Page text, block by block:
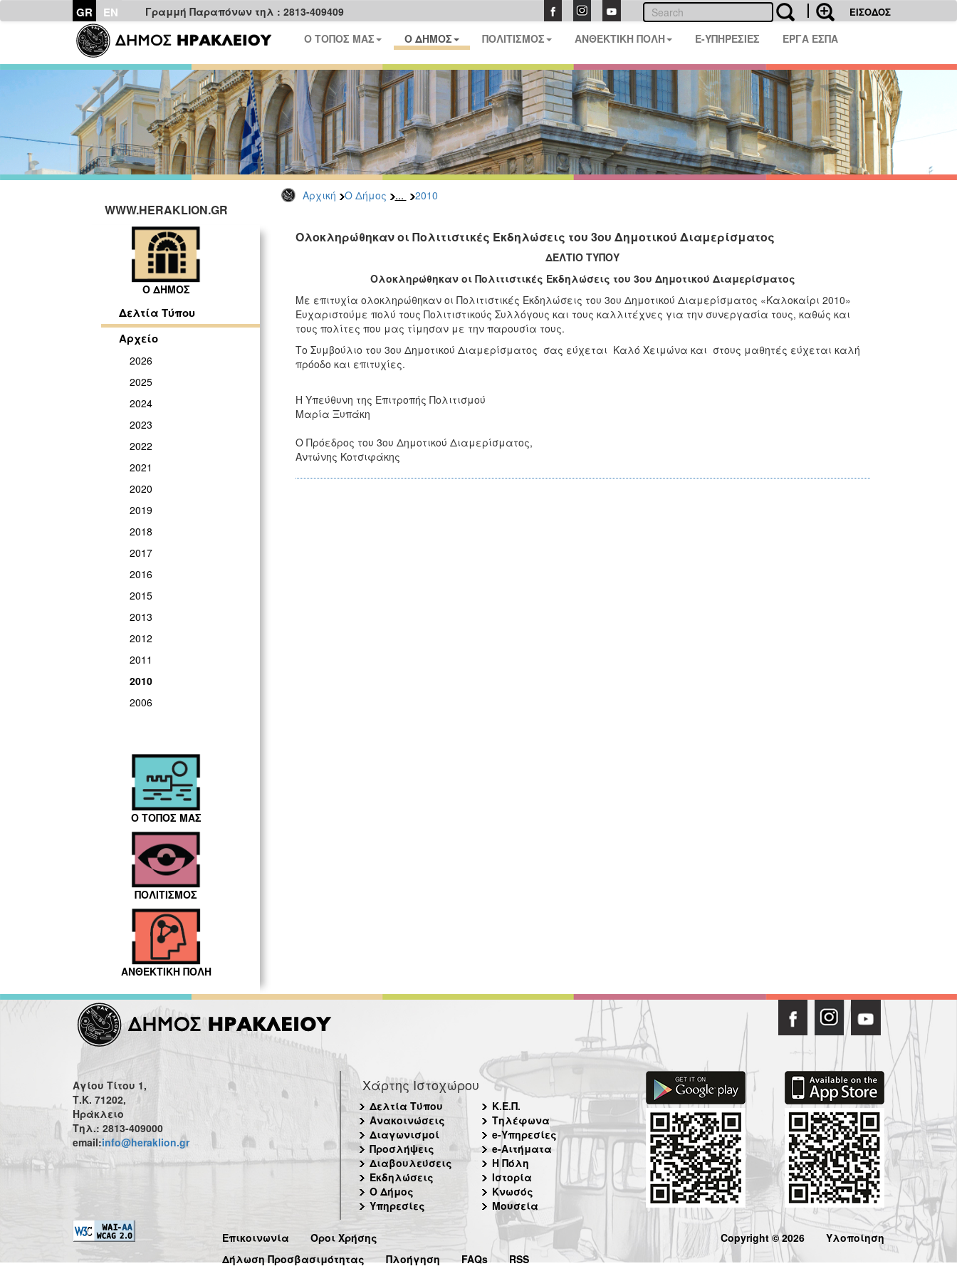
GR EN Γραμμή Παραπόνων τηλ : 2813-409409 ΕΙΣΟΔΟΣ
Ο ΤΟΠΟΣ ΜΑΣ Ο ΔΗΜΟΣ ΠΟΛΙΤΙΣΜΟΣ ΑΝΘΕΚΤΙΚΗ ΠΟΛΗ E-ΥΠΗΡΕΣΙΕΣ ΕΡΓΑ ΕΣΠΑ
Αρχική Ο Δήμος ... 2010
WWW.HERAKLION.GR
Ο ΔΗΜΟΣ
Δελτία Τύπου
Αρχείο
2026
2025
2024
2023
2022
2021
2020
2019
2018
2017
2016
2015
2013
2012
2011
2010
2006
Ο ΤΟΠΟΣ ΜΑΣ
ΠΟΛΙΤΙΣΜΟΣ
ΑΝΘΕΚΤΙΚΗ ΠΟΛΗ
Ολοκληρώθηκαν οι Πολιτιστικές Εκδηλώσεις του 3ου Δημοτικού Διαμερίσματος
ΔΕΛΤΙΟ ΤΥΠΟΥ
Ολοκληρώθηκαν οι Πολιτιστικές Εκδηλώσεις του 3ου Δημοτικού Διαμερίσματος
Με επιτυχία ολοκληρώθηκαν οι Πολιτιστικές Εκδηλώσεις του 3ου Δημοτικού Διαμερίσματος «Καλοκαίρι 2010»
Ευχαριστούμε πολύ τους Πολιτιστικούς Συλλόγους και τους καλλιτέχνες για την συνεργασία τους, καθώς και
τους πολίτες που μας τίμησαν με την παρουσία τους.
Το Συμβούλιο του 3ου Δημοτικού Διαμερίσματος σας εύχεται Καλό Χειμώνα και στους μαθητές εύχεται καλή
πρόοδο και επιτυχίες.
Η Υπεύθυνη της Επιτροπής Πολιτισμού
Μαρία Ξυπάκη
Ο Πρόεδρος του 3ου Δημοτικού Διαμερίσματος,
Αντώνης Κοτσιφάκης
Αγίου Τίτου 1,
Τ.Κ. 71202,
Ηράκλειο
Τηλ.: 2813-409000
email:info@heraklion.gr
Χάρτης Ιστοχώρου
Δελτία Τύπου
Ανακοινώσεις
Διαγωνισμοί
Προσλήψεις
Διαβουλεύσεις
Εκδηλώσεις
Ο Δήμος
Υπηρεσίες
Κ.Ε.Π.
Τηλέφωνα
e-Υπηρεσίες
e-Αιτήματα
Η Πόλη
Ιστορία
Κνωσός
Μουσεία
Επικοινωνία
Όροι Χρήσης
Δήλωση Προσβασιμότητας
Πλοήγηση FAQs RSS
Copyright © 2026 Υλοποίηση